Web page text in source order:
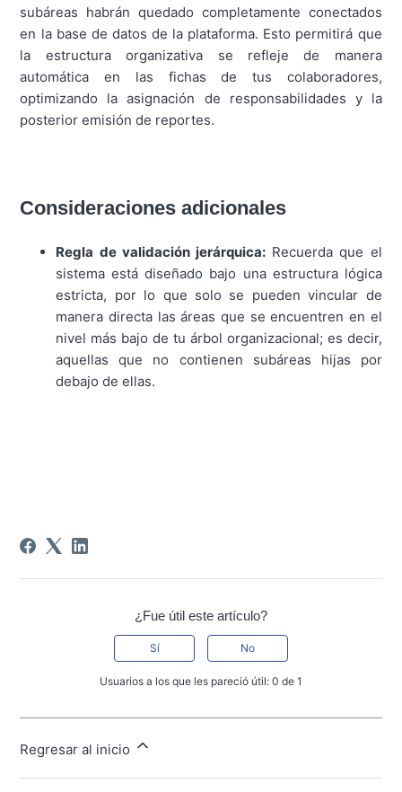
subáreas habrán quedado completamente conectados
en la base de datos de la plataforma. Esto permitirá que
la estructura organizativa se refleje de manera
automática en las fichas de tus colaboradores,
optimizando la asignación de responsabilidades y la
posterior emisión de reportes.
Consideraciones adicionales
Regla de validación jerárquica: Recuerda que el
sistema está diseñado bajo una estructura lógica
estricta, por lo que solo se pueden vincular de
manera directa las áreas que se encuentren en el
nivel más bajo de tu árbol organizacional; es decir,
aquellas que no contienen subáreas hijas por
debajo de ellas.
¿Fue útil este artículo?
Sí No
Usuarios a los que les pareció útil: 0 de 1
Regresar al inicio